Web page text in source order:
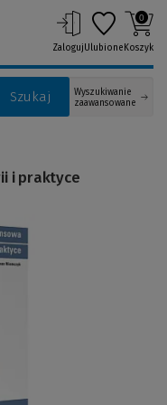
Szukaj
Wyszukiwanie
zaawansowane
ZalogujUlubione
0
Koszyk
i praktyce